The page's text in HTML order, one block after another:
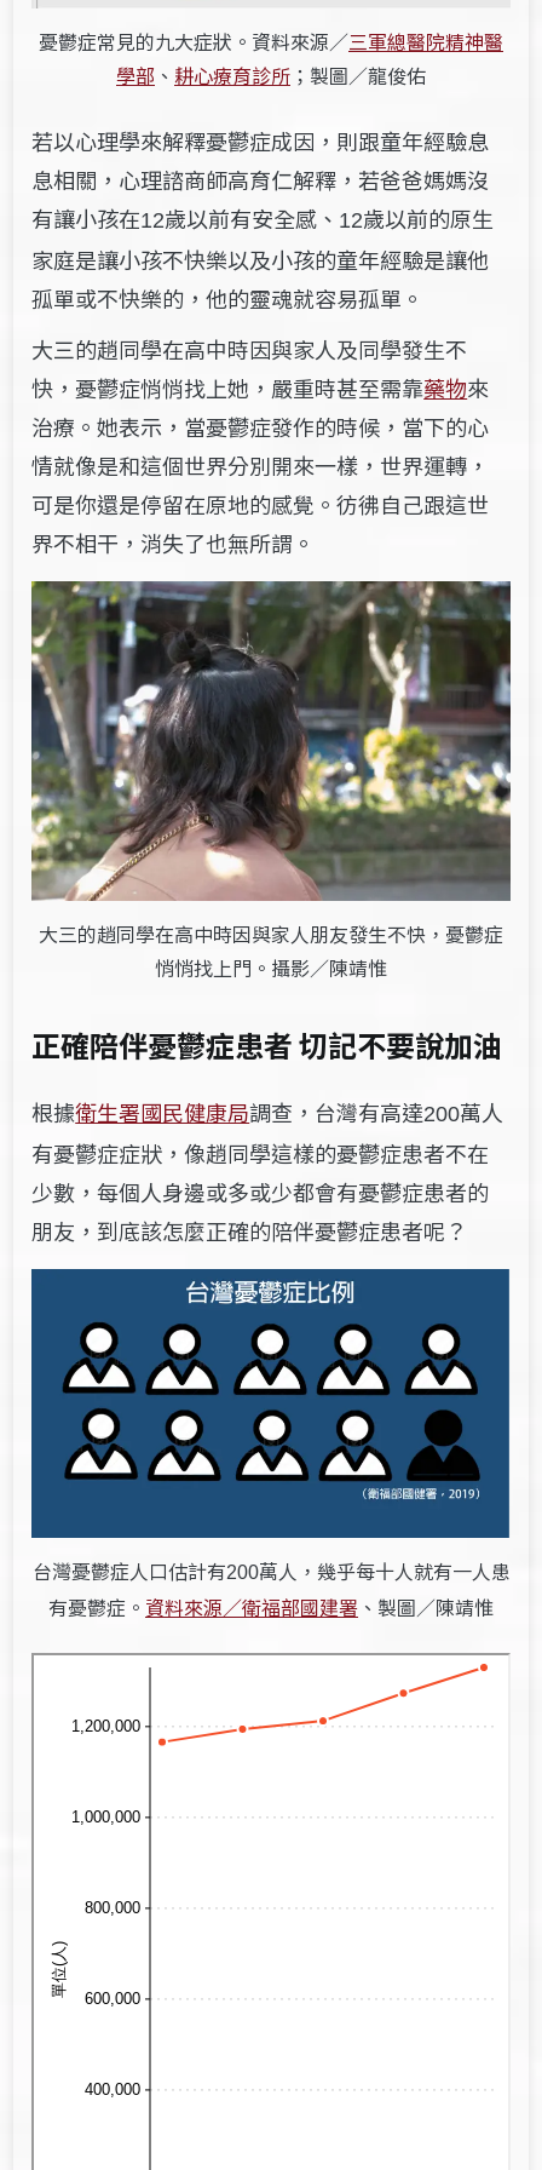
憂鬱症常見的九大症狀。資料來源／三軍總醫院精神醫
學部 、 耕心療育診所 ；製圖／龍俊佑
若以心理學來解釋憂鬱症成因，則跟童年經驗息
息相關，心理諮商師高育仁解釋，若爸爸媽媽沒
有讓小孩在12歲以前有安全感、 12歲以前的原生
家庭是讓小孩不快樂以及小孩的童年經驗是讓他
孤單或不快樂的，他的靈魂就容易孤單。
大三的趙同學在高中時因與家人及同學發生不
快，憂鬱症悄悄找上她， 嚴重時甚至需靠藥物來
治療。她表示， 當憂鬱症發作的時候 ，當下的心
情就像是和這個世界分別開來一樣，世界運轉，
可是你還是停留在原地的感覺。彷彿自己跟這世
界不相干，消失了也無所謂。
大三的趙同學在高中時因與家人朋友發生不快，憂鬱症
悄悄找上門。攝影／陳靖惟
正確陪伴憂鬱症患者 切記不要說加油
根據衛生署國民健康局調查，台灣有高達200萬人
有憂鬱症症狀，像趙同學這樣的憂鬱症患者不在
少數，每個人身邊或多或少都會有憂鬱症患者的
朋友，到底該怎麼正確的陪伴憂鬱症患者呢？
台灣憂鬱症人口估計有200萬人，幾乎每十人就有一人患
有憂鬱症。 資料來源／衛福部國建署 、製圖／陳靖惟